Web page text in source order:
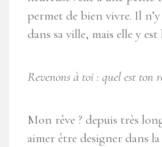
permet de bien vivre. Il
dans sa ville, mais elle y est
Revenons à toi : quel est ton
Mon rêve ? depuis très
aimer être designer dans